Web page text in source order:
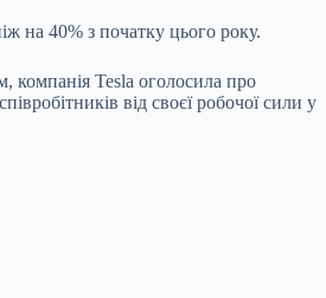
на 40% з початку цього року.
компанія Tesla оголосила про
від своєї робочої сили у